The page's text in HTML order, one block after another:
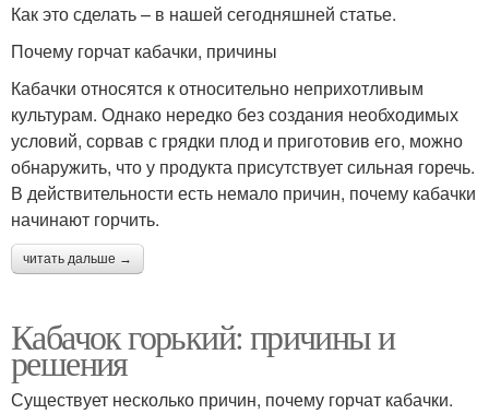
Как это сделать – в нашей сегодняшней статье.
Почему горчат кабачки, причины
Кабачки относятся к относительно неприхотливым
культурам. Однако нередко без создания необходимых
условий, сорвав с грядки плод и приготовив его, можно
обнаружить, что у продукта присутствует сильная горечь.
В действительности есть немало причин, почему кабачки
начинают горчить.
читать дальше →
Кабачок горький: причины и
решения
Существует несколько причин, почему горчат кабачки.